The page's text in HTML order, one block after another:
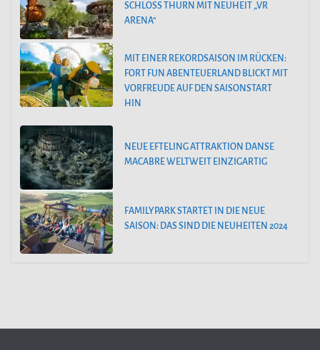
SCHLOSS THURN MIT NEUHEIT „VR
ARENA“
MIT EINER REKORDSAISON IM RÜCKEN:
FORT FUN ABENTEUERLAND BLICKT MIT
VORFREUDE AUF DEN SAISONSTART
HIN
NEUE EFTELING ATTRAKTION DANSE
MACABRE WELTWEIT EINZIGARTIG
FAMILYPARK STARTET IN DIE NEUE
SAISON: DAS SIND DIE NEUHEITEN 2024